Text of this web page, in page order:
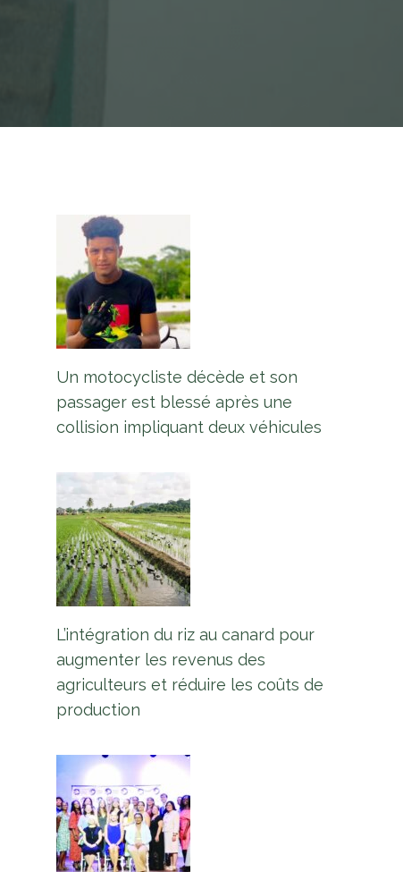
Un motocycliste décède et son
passager est blessé après une
collision impliquant deux véhicules
L’intégration du riz au canard pour
augmenter les revenus des
agriculteurs et réduire les coûts de
production